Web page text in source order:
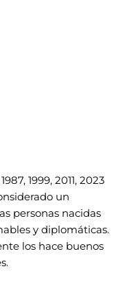
1987, 1999, 2011, 2023
un
personas nacidas
y diplomáticas.
los hace buenos